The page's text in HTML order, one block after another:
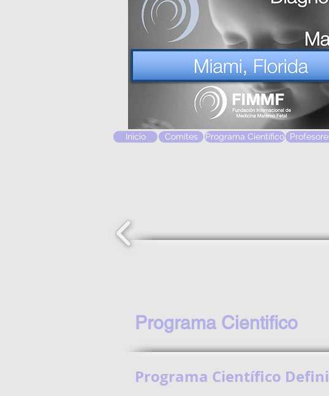
Inicio Comites Programa Cientifico
Programa Cientifico
Programa Científico